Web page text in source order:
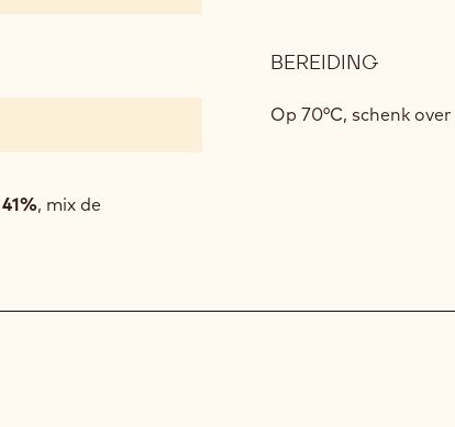
BEREIDING:
Op 70°C, schenk over
, mix de